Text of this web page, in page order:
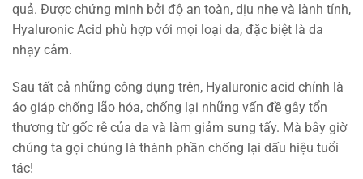
quả. Được chứng minh bởi độ an toàn, dịu nhẹ và lành tính,
Hyaluronic Acid phù hợp với mọi loại da, đặc biệt là da
nhạy cảm.
Sau tất cả những công dụng trên, Hyaluronic acid chính là
áo giáp chống lão hóa, chống lại những vấn đề gây tổn
thương từ gốc rễ của da và làm giảm sưng tấy. Mà bây giờ
chúng ta gọi chúng là thành phần chống lại dấu hiệu tuổi
tác!